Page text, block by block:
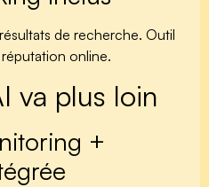
de recherche. Outil
online.
va plus loin
+